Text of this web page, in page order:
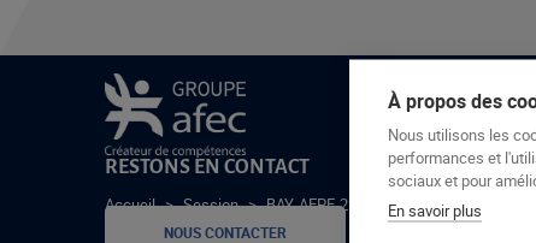
Le groupe Afec
Accueil > Session > BAY-AEPE-25-1-C
RESTONS EN CONTACT
NOUS CONTACTER
À propos des
Nous utilisons les
performances et
sociaux et pour
En savoir plus